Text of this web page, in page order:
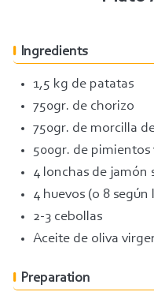
Ingredients
1,5 kg de patatas
750gr. de chorizo
750gr. de morcilla
500gr. de pimientos
4 lonchas de jamón
4 huevos (o 8
2-3 cebollas
Aceite de oliva
Preparation